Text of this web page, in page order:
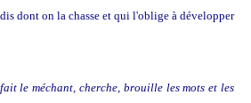
dont on la chasse et qui l'oblige à développer
le méchant, cherche, brouille les mots et les